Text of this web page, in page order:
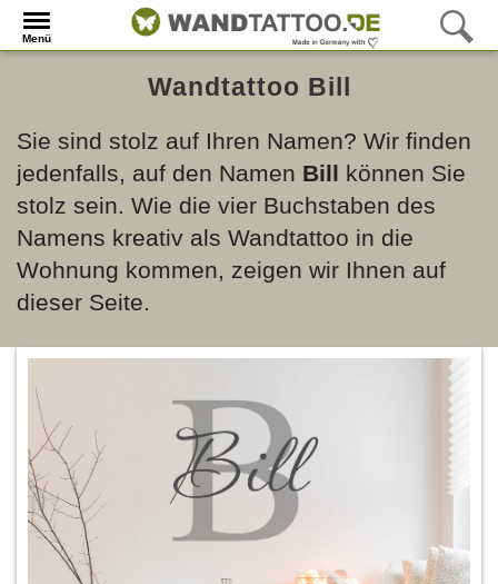
Menü
Wandtattoo Bill
Sie sind stolz auf Ihren Namen? Wir finden
jedenfalls, auf den Namen Bill können Sie
stolz sein. Wie die vier Buchstaben des
Namens kreativ als Wandtattoo in die
Wohnung kommen, zeigen wir Ihnen auf
dieser Seite.